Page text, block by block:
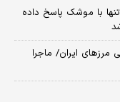
با موشک پاسخ داده
مرز‌های ایران/ ماجرا